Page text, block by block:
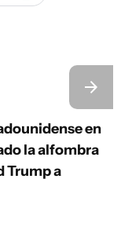
en
la alfombra
Trump a